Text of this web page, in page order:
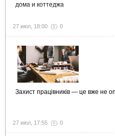
дома и коттеджа
27 июл, 18:00 0
Захист працівників — це вже не
27 июл, 17:55 0